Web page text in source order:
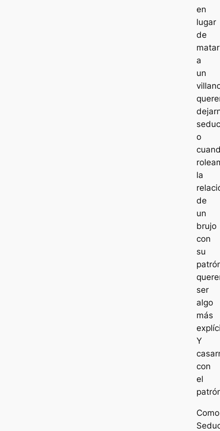
en
lugar
de
matar
a
un
o
la
de
un
brujo
con
su
ser
algo
más
Y
con
el
Como